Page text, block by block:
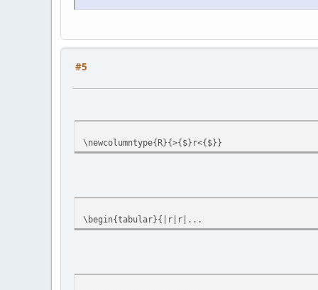
#5
\newcolumntype{R}{>{$}r<{$}}
\begin{tabular}{|r|r|...